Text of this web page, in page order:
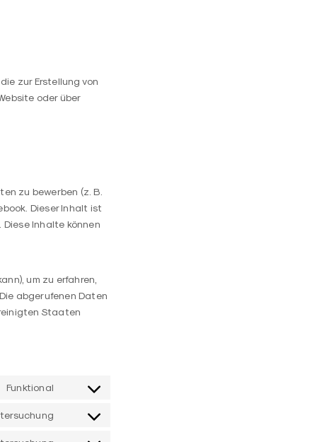
zur Erstellung von
oder über
zu bewerben (z. B.
Dieser Inhalt ist
Inhalte können
um zu erfahren,
abgerufenen Daten
Staaten
Funktional
Consent
service
Consent